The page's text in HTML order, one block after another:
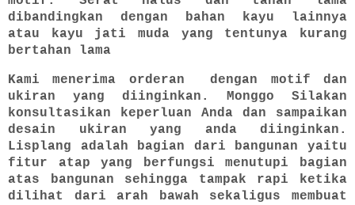
dibandingkan dengan bahan kayu lainnya
atau kayu jati muda yang tentunya kurang
bertahan lama
Kami menerima orderan dengan motif dan
ukiran yang diinginkan. Monggo Silakan
konsultasikan keperluan Anda dan sampaikan
desain ukiran yang anda diinginkan.
Lisplang adalah bagian dari bangunan yaitu
fitur atap yang berfungsi menutupi bagian
atas bangunan sehingga tampak rapi ketika
dilihat dari arah bawah sekaligus membuat